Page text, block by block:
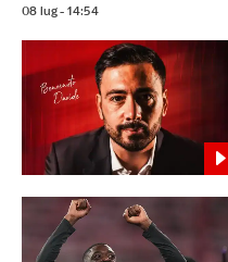
08 lug - 14:54